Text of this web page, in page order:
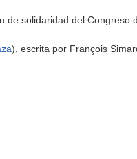
de solidaridad del Congreso
), escrita por François